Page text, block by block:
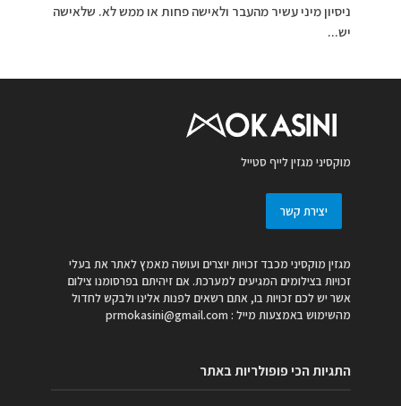
ניסיון מיני עשיר מהעבר ולאישה פחות או ממש לא. שלאישה
יש...
מוקסיני מגזין לייף סטייל
יצירת קשר
מגזין מוקסיני מכבד זכויות יוצרים ועושה מאמץ לאתר את בעלי
זכויות בצילומים המגיעים למערכת. אם זיהיתם בפרסומנו צילום
אשר יש לכם זכויות בו, אתם רשאים לפנות אלינו ולבקש לחדול
מהשימוש באמצעות מייל : prmokasini@gmail.com
התגיות הכי פופולריות באתר